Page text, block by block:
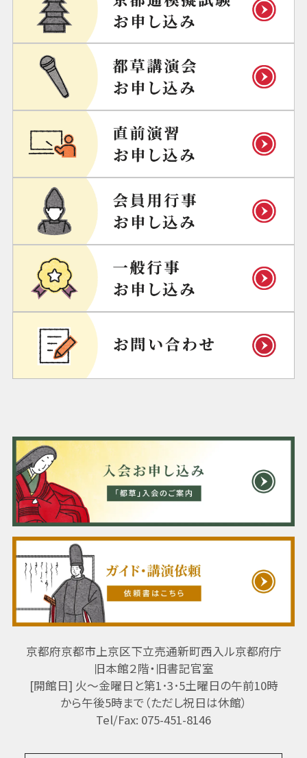
京都府京都市上京区下立売通新町西入ル京都府庁
旧本館２階・旧書記官室
[開館日] 火～金曜日と第1･3･5土曜日の午前10時
から午後5時まで（ただし祝日は休館）
Tel/Fax: 075-451-8146